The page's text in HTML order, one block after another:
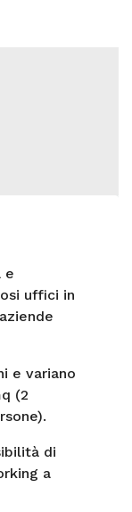
e
uffici in
e variano
(2
di
a